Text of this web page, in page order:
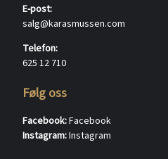
E-post:
salg@karasmussen.com
Telefon:
625 12 710
Følg oss
Facebook:Facebook
Instagram:Instagram